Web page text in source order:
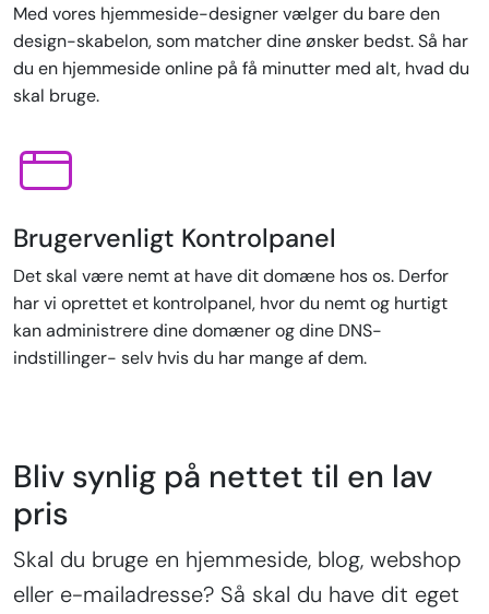
Med vores hjemmeside-designer vælger du bare den
design-skabelon, som matcher dine ønsker bedst. Så har
du en hjemmeside online på få minutter med alt, hvad du
skal bruge.
Brugervenligt Kontrolpanel
Det skal være nemt at have dit domæne hos os. Derfor
har vi oprettet et kontrolpanel, hvor du nemt og hurtigt
kan administrere dine domæner og dine DNS-
indstillinger- selv hvis du har mange af dem.
Bliv synlig på nettet til en lav
pris
Skal du bruge en hjemmeside, blog, webshop
eller e-mailadresse? Så skal du have dit eget